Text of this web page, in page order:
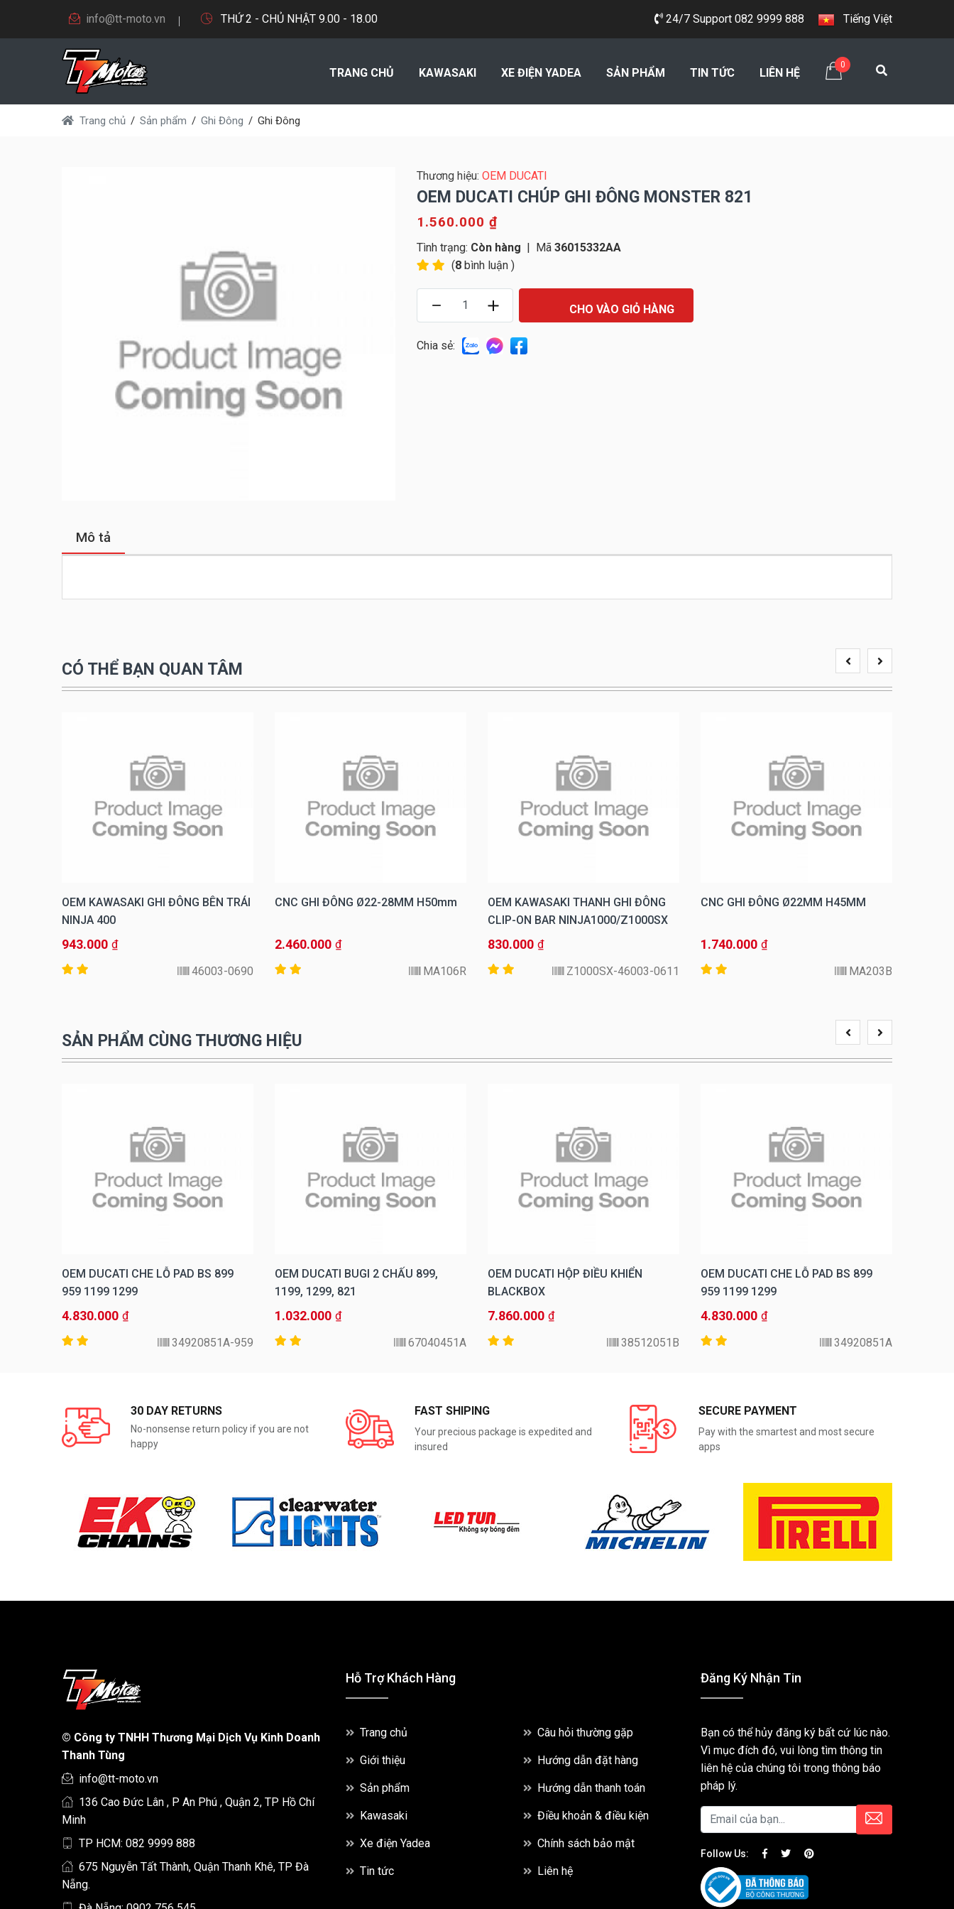
info@tt-moto.vn THỨ 2 - CHỦ NHẬT 9.00 - 18.00 24/7 Support 082 9999 888 Tiếng Việt
0
TRANG CHỦ KAWASAKI XE ĐIỆN YADEA SẢN PHẨM TIN TỨC LIÊN HỆ
Trang chủ Sản phẩm Ghi Đông Ghi Đông
Thương hiệu: OEM DUCATI
OEM DUCATI CHÚP GHI ĐÔNG MONSTER 821
1.560.000 ₫
Tình trạng: Còn hàng | Mã 36015332AA
(8 bình luận )
CHO VÀO GIỎ HÀNG
Chia sẻ:
Mô tả
CÓ THỂ BẠN QUAN TÂM
CNC GHI ĐÔNG Ø22MM H45MM
1.740.000 ₫
MA203B
OEM KAWASAKI THANH GHI ĐÔNG
CLIP-ON BAR NINJA1000/Z1000SX
830.000 ₫
46003-0611-Z1000SX
CNC GHI ĐÔNG Ø22-28MM H50mm
2.460.000 ₫
MA106R
OEM KAWASAKI GHI ĐÔNG BÊN TRÁI
NINJA 400
943.000 ₫
46003-0690
SẢN PHẨM CÙNG THƯƠNG HIỆU
OEM DUCATI CHE LỖ PAD BS 899
959 1199 1299
4.830.000 ₫
34920851A
OEM DUCATI HỘP ĐIỀU KHIỂN
BLACKBOX
7.860.000 ₫
38512051B
OEM DUCATI BUGI 2 CHẤU 899,
1199, 1299, 821
1.032.000 ₫
67040451A
OEM DUCATI CHE LỖ PAD BS 899
959 1199 1299
4.830.000 ₫
34920851A-959
30 DAY RETURNS
No-nonsense return policy if you are not
happy
FAST SHIPING
Your precious package is expedited and
insured
SECURE PAYMENT
Pay with the smartest and most secure
apps
© Công ty TNHH Thương Mại Dịch Vụ Kinh Doanh
Thanh Tùng
info@tt-moto.vn
136 Cao Đức Lân , P An Phú , Quận 2, TP Hồ Chí
Minh
TP HCM: 082 9999 888
675 Nguyễn Tất Thành, Quận Thanh Khê, TP Đà
Nẵng.
Hỗ Trợ Khách Hàng
Trang chủ
Giới thiệu
Sản phẩm
Kawasaki
Xe điện Yadea
Tin tức
Câu hỏi thường gặp
Hướng dẫn đặt hàng
Hướng dẫn thanh toán
Điều khoản & điều kiện
Chính sách bảo mật
Liên hệ
Đăng Ký Nhận Tin
Bạn có thể hủy đăng ký bất cứ lúc nào.
Vì mục đích đó, vui lòng tìm thông tin
liên hệ của chúng tôi trong thông báo
pháp lý.
Follow Us: